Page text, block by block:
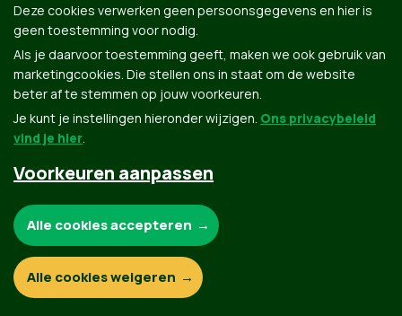
Groen.be
© Copyright Groen 2026 | Gemaakt metNationBuilder
Contact Privacybeleid
Deze cookies verwerken geen persoonsgegevens en hier is
geen toestemming voor nodig.
Als je daarvoor toestemming geeft, maken we ook gebruik van
marketingcookies. Die stellen ons in staat om de website
beter af te stemmen op jouw voorkeuren.
Je kunt je instellingen hieronder wijzigen. Ons privacybeleid
vind je hier.
Voorkeuren aanpassen
Functionele en analytische cookies:
Alle cookies accepteren
Alle cookies weigeren